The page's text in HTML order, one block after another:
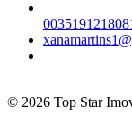
© 2026 Top Star